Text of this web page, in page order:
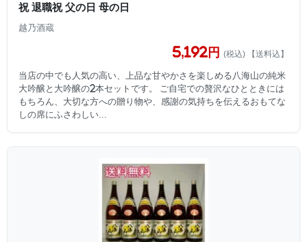
祝 退職祝 父の日 母の日
越乃酒蔵
5,192円 (税込) 【送料込】
当店の中でも人気の高い、上品な甘やかさを楽しめる八海山の純米
大吟醸と大吟醸の2本セットです。 ご自宅での贅沢なひとときには
もちろん、大切な方への贈り物や、感謝の気持ちを伝えるおもてな
しの席にふさわしい...